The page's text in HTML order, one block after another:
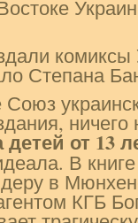
комиксы
Степана
Союз
детей от 13
В
в
КГБ